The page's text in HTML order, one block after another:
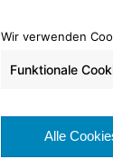
Wir verwenden
Funktionale
Alle
Galway